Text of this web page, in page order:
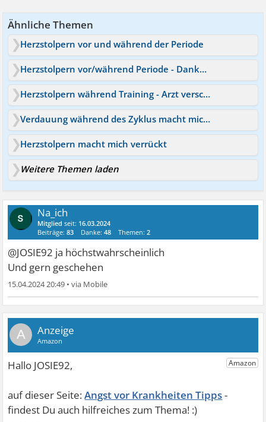
Ähnliche Themen
Herzstolpern vor und während der Periode
Herzstolpern vor/während Periode - Danke an Euch
Herzstolpern während Training - Arzt verschreibt Betablocker
Verdauung während des Zyklus macht mich verrückt
Herzstolpern macht mich verrückt
Weitere Themen laden
Na_ich
Mitglied seit: 16.03.2024
Beiträge:83 Danke:48 Themen:2
@JOSIE92 ja höchstwahrscheinlich
Und gern geschehen
15.04.2024 20:49 •
A
Angst vor Krankheiten Tipps